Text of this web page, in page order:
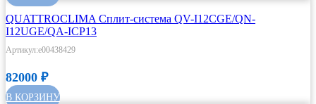
QUATTROCLIMA Сплит-система QV-I12CGE/QN-
I12UGE/QA-ICP13
Артикул:e00438429
82000 ₽
В КОРЗИНУ